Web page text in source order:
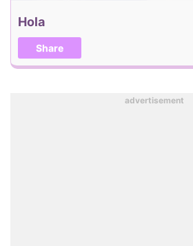
Hola
Share
advertisement